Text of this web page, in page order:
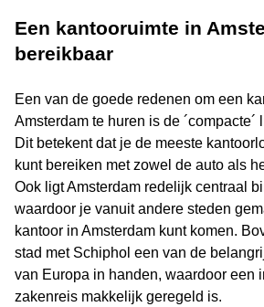
Een kantooruimte in
bereikbaar
Een van de goede redenen om een
Amsterdam te huren is de ´compacte´
Dit betekent dat je de meeste
kunt bereiken met zowel de auto als
Ook ligt Amsterdam redelijk centraal
waardoor je vanuit andere steden
kantoor in Amsterdam kunt komen.
stad met Schiphol een van de
van Europa in handen, waardoor een
zakenreis makkelijk geregeld is.